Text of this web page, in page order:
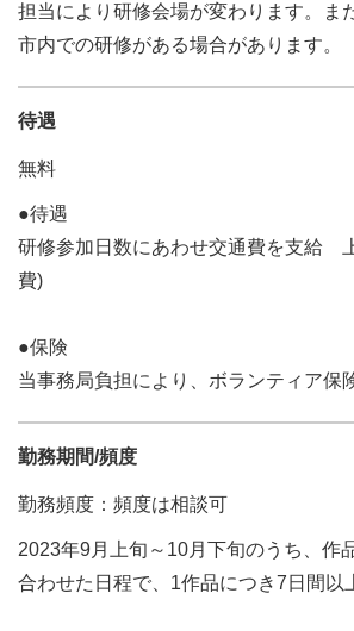
担当により研修会場が変わります。ま
市内での研修がある場合があります。
待遇
無料
●待遇
研修参加日数にあわせ交通費を支給
費)
●保険
当事務局負担により、ボランティア保
勤務期間/頻度
勤務頻度：頻度は相談可
2023年9月上旬～10月下旬のうち、作
合わせた日程で、1作品につき7日間以